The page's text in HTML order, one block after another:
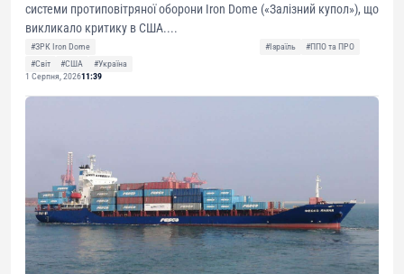
системи протиповітряної оборони Iron Dome («Залізний купол»), що
викликало критику в США....
#ЗРК Iron Dome #Ізраїль
#ППО та ПРО
#Світ
#США
#Україна
1 Серпня, 202611:39